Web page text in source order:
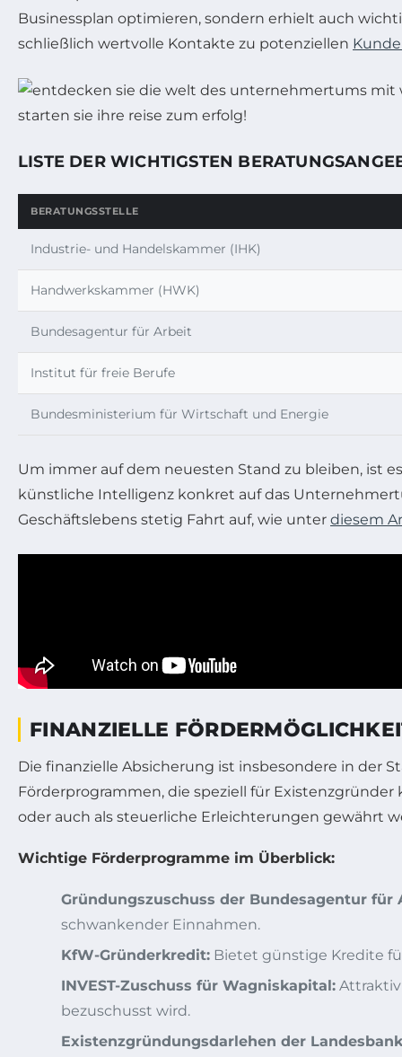
Businessplan optimieren, sondern erhielt auch
schließlich wertvolle Kontakte zu potenziellen
LISTE DER WICHTIGSTEN
BERATUNGSSTELLE
Industrie- und Handelskammer (IHK)
Handwerkskammer (HWK)
Bundesagentur für Arbeit
Institut für freie Berufe
Bundesministerium für Wirtschaft und Energie
Um immer auf dem neuesten Stand zu bleiben, ist
künstliche Intelligenz konkret auf das
Geschäftslebens stetig Fahrt auf, wie unter diesem
FINANZIELLE
Die finanzielle Absicherung ist insbesondere in der
Förderprogrammen, die speziell für
oder auch als steuerliche Erleichterungen gewährt
Wichtige Förderprogramme im Überblick:
Gründungszuschuss der Bundesagentur für
schwankender Einnahmen.
KfW-Gründerkredit: Bietet günstige Kredite
INVEST-Zuschuss für Wagniskapital: Attraktiv
bezuschusst wird.
Existenzgründungsdarlehen der